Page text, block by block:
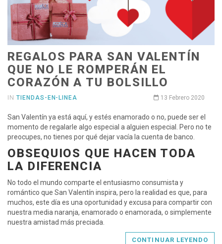
REGALOS PARA SAN VALENTÍN
QUE NO LE ROMPERÁN EL
CORAZÓN A TU BOLSILLO
IN TIENDAS-EN-LINEA 13 Febrero 2020
San Valentín ya está aquí, y estés enamorado o no, puede ser el
momento de regalarle algo especial a alguien especial. Pero no te
preocupes, no tienes por qué dejar vacía la cuenta de banco.
OBSEQUIOS QUE HACEN TODA
LA DIFERENCIA
No todo el mundo comparte el entusiasmo consumista y
romántico que San Valentín inspira, pero la realidad es que, para
muchos, este día es una oportunidad y excusa para compartir con
nuestra media naranja, enamorado o enamorada, o simplemente
nuestra amistad más preciada.
CONTINUAR LEYENDO